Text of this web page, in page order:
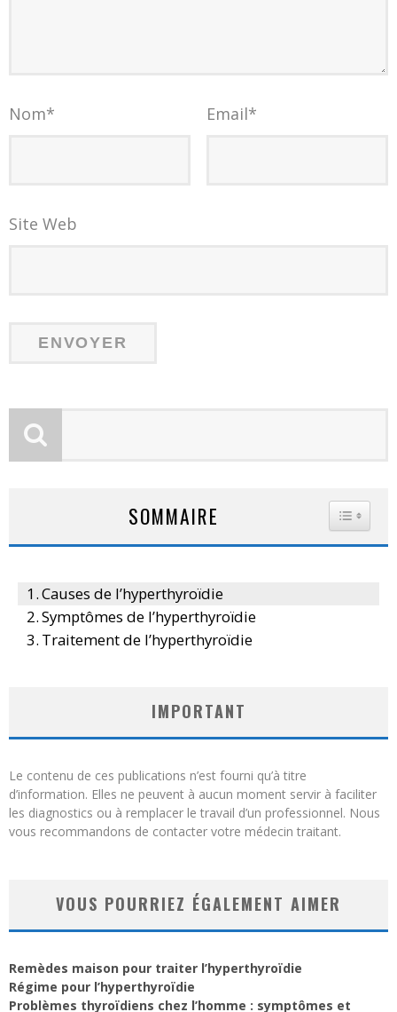
Nom* Email*
Site Web
SOMMAIRE
Causes de l’hyperthyroïdie
Symptômes de l’hyperthyroïdie
Traitement de l’hyperthyroïdie
IMPORTANT
Le contenu de ces publications n’est fourni qu’à titre
d’information. Elles ne peuvent à aucun moment servir à faciliter
les diagnostics ou à remplacer le travail d’un professionnel. Nous
vous recommandons de contacter votre médecin traitant.
VOUS POURRIEZ ÉGALEMENT AIMER
Remèdes maison pour traiter l’hyperthyroïdie
Régime pour l’hyperthyroïdie
Problèmes thyroïdiens chez l’homme : symptômes et